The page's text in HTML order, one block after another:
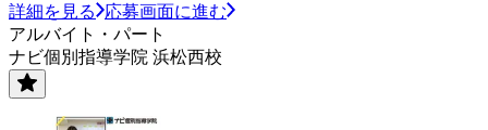
詳細を見る
応募画面に進む
アルバイト・パート
ナビ個別指導学院 浜松西校